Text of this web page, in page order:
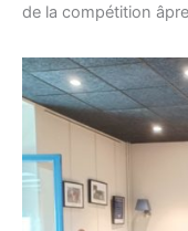
de la compétition